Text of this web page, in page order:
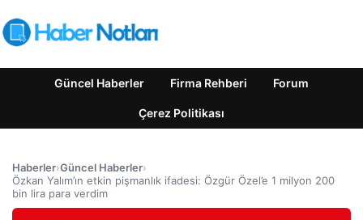
Güncel Haberler Firma Rehberi Forum
Çerez Politikası
Haberler›Güncel Haberler›
Özkan Yalım’ın etkin pişmanlık ifadesi: Özgür Özel’e 1 milyon 200
bin lira para verdim